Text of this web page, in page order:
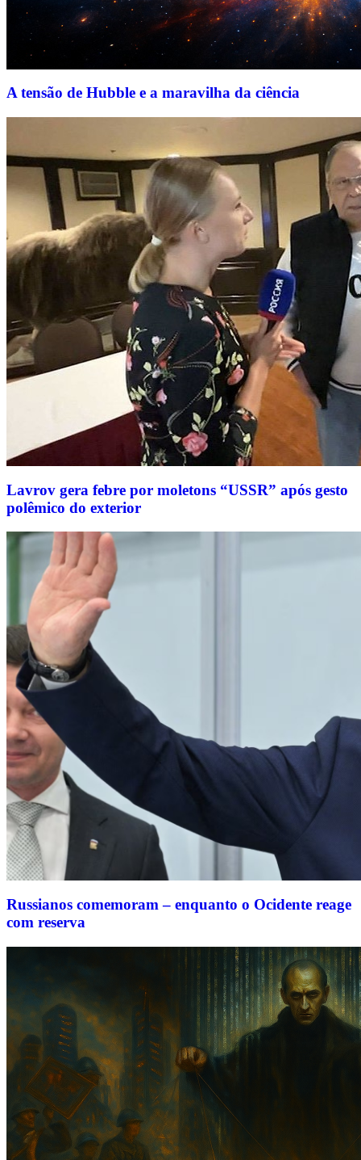
A tensão de Hubble e a maravilha da ciência
Lavrov gera febre por moletons “USSR” após gesto
polêmico do exterior
Russianos comemoram – enquanto o Ocidente reage
com reserva